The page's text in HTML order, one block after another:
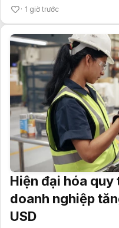
1 giờ trước
Hiện đại hóa
doanh nghiệp
USD